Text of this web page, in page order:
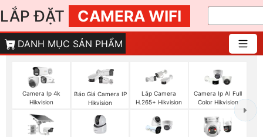
LẮP ĐẶT CAMERA WIFI
DANH MỤC SẢN PHẨM
Camera Ip 4k
Hikvision
Báo Giá Camera IP
Hikvision
Lắp Camera
H.265+ Hikvision
Camera Ip AI Full
Color Hikvision